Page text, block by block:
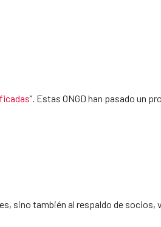
”. Estas ONGD han pasado un
sino también al respaldo de socios,